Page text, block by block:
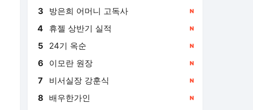
3 방은희 어머니 고독사
4 휴젤 상반기 실적
5 24기 옥순
6 이모란 원장
7 비서실장 강훈식
8 배우한가인